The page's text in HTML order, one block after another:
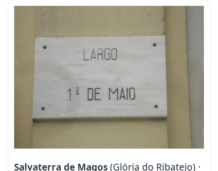
Salvaterra de Magos(Glória do Ribatejo) ·